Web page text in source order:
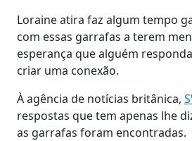
Loraine atira faz algum tempo
com essas garrafas a terem
esperança que alguém
criar uma conexão.
À agência de notícias britânica,
respostas que tem apenas lhe
as garrafas foram encontradas.